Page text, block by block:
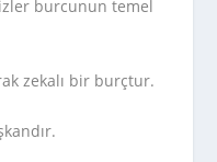
burcunun temel
zekalı bir burçtur.